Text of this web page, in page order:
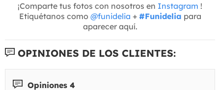
¡Comparte tus fotos con nosotros en Instagram !
Etiquétanos como @funidelia + #Funidelia para
aparecer aquí.
OPINIONES DE LOS CLIENTES:
Opiniones 4